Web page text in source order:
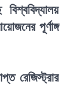
পূর্ণাঙ্গ
রেজিস্ট্রার